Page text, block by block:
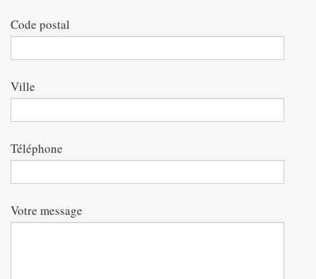
Code postal
Ville
Téléphone
Votre message